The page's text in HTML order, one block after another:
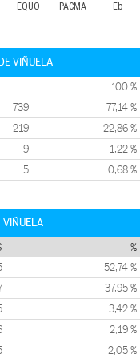
EQUO PACMA Eb
VIÑUELA
100 %
739 77,14 %
219 22,86 %
9 1,22 %
5 0,68 %
VIÑUELA
%
52,74 %
37,95 %
3,42 %
2,19 %
2,05 %